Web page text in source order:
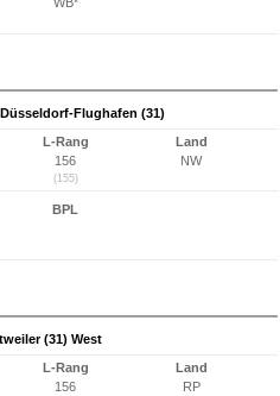
Flughafen (31)
L-Rang
156
(155)
Land
NW
BPL
(31) West
L-Rang
156
Land
RP